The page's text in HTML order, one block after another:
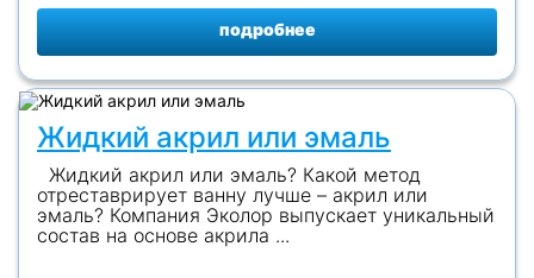
подробнее
Жидкий акрил или эмаль
Жидкий акрил или эмаль? Какой метод
отреставрирует ванну лучше – акрил или
эмаль? Компания Эколор выпускает уникальный
состав на основе акрила ...